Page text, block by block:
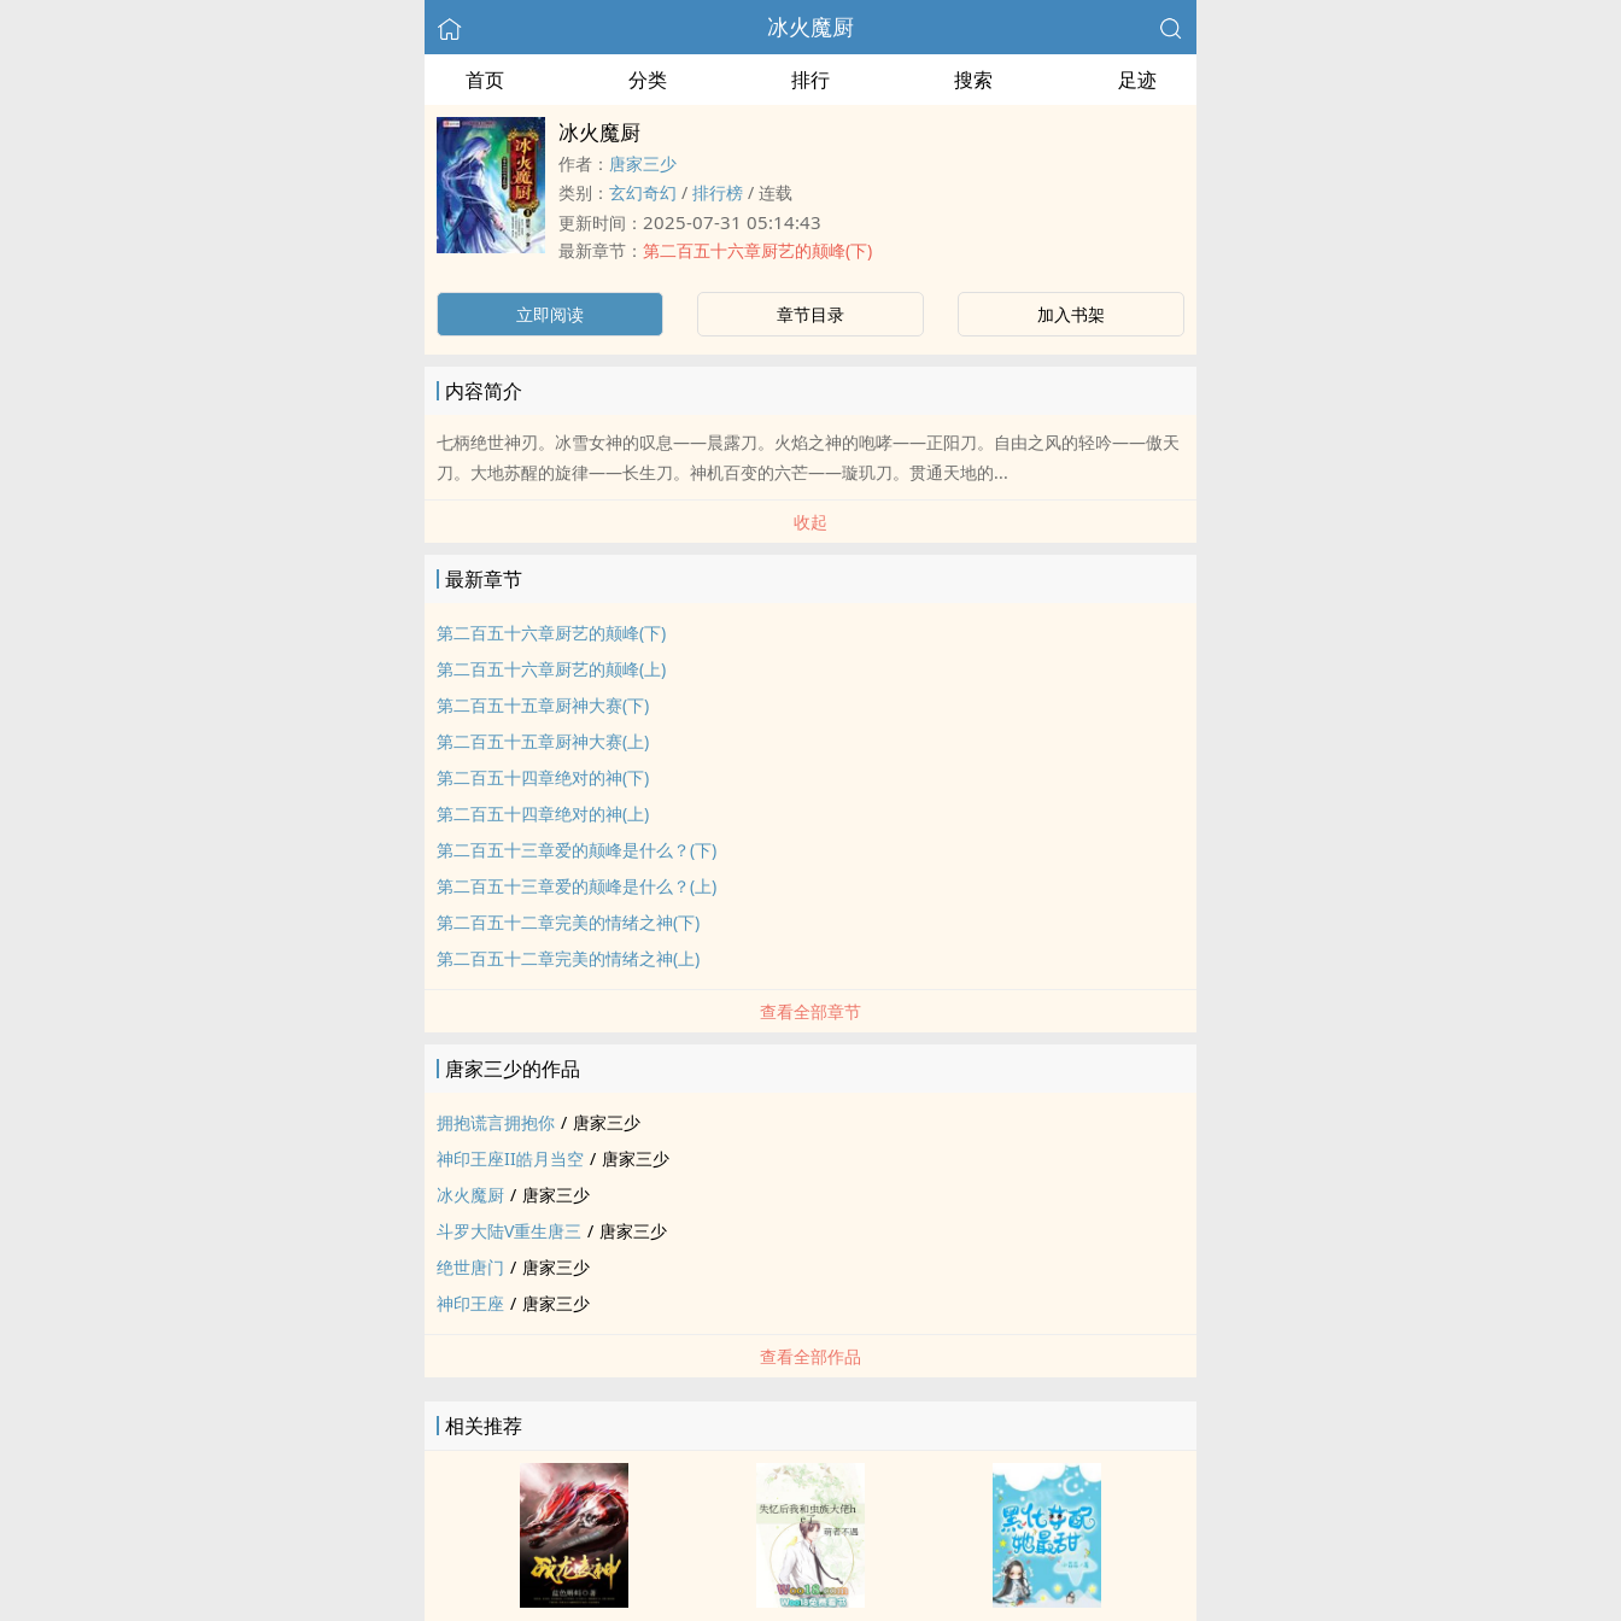
冰火魔厨
首页 分类 排行 搜索 足迹
冰火魔厨
作者： 唐家三少
类别： 玄幻奇幻 / 排行榜 / 连载
更新时间： 2025-07-31 05:14:43
最新章节： 第二百五十六章厨艺的颠峰(下)
立即阅读 章节目录 加入书架
内容简介
七柄绝世神刃。冰雪女神的叹息——晨露刀。火焰之神的咆哮——正阳刀。自由之风的轻吟——傲天
刀。大地苏醒的旋律——长生刀。神机百变的六芒——璇玑刀。贯通天地的...
收起
最新章节
第二百五十六章厨艺的颠峰(下)
第二百五十六章厨艺的颠峰(上)
第二百五十五章厨神大赛(下)
第二百五十五章厨神大赛(上)
第二百五十四章绝对的神(下)
第二百五十四章绝对的神(上)
第二百五十三章爱的颠峰是什么？(下)
第二百五十三章爱的颠峰是什么？(上)
第二百五十二章完美的情绪之神(下)
第二百五十二章完美的情绪之神(上)
查看全部章节
唐家三少的作品
拥抱谎言拥抱你 / 唐家三少
神印王座II皓月当空 / 唐家三少
冰火魔厨 / 唐家三少
斗罗大陆V重生唐三 / 唐家三少
绝世唐门 / 唐家三少
神印王座 / 唐家三少
查看全部作品
相关推荐